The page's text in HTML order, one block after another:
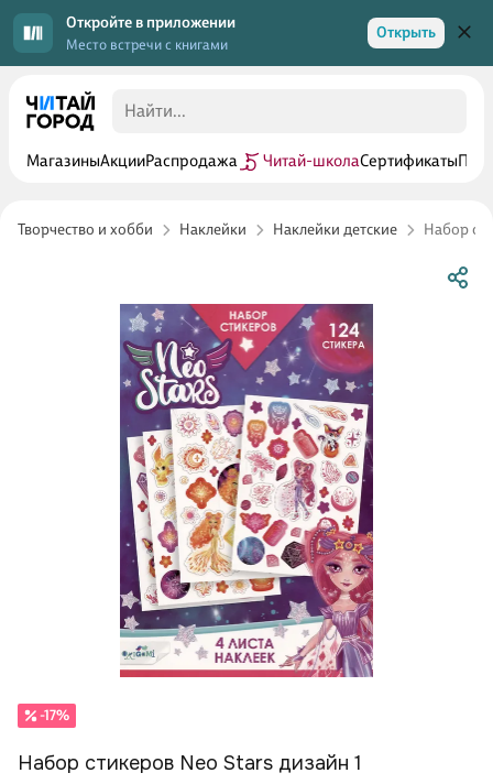
Откройте в приложении
Место встречи с книгами
Открыть
МагазиныАкцииРаспродажа Читай-школаСертификаты
Творчество и хобби Наклейки Наклейки детские Набор
-17%
Набор стикеров Neo Stars дизайн 1